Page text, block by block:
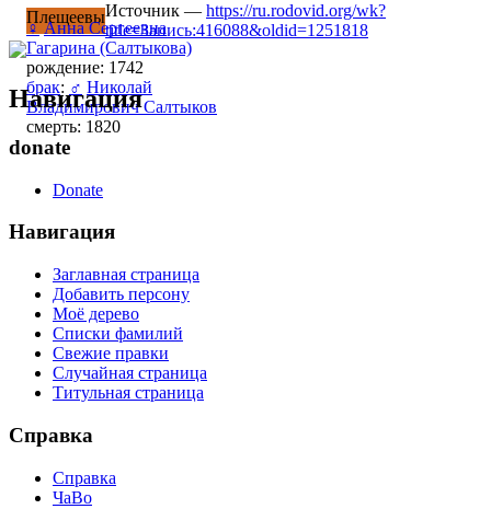
♀ Анна Сергеевна
Гагарина (Салтыкова)
рождение: 1742
брак: ♂ Николай
Владимирович Салтыков
смерть: 1820
ПлещеевыИсточник — https://ru.rodovid.org/wk?
title=Запись:416088&oldid=1251818
Навигация
donate
Donate
Навигация
Заглавная страница
Добавить персону
Моё дерево
Списки фамилий
Свежие правки
Случайная страница
Титульная страница
Справка
Справка
ЧаВо